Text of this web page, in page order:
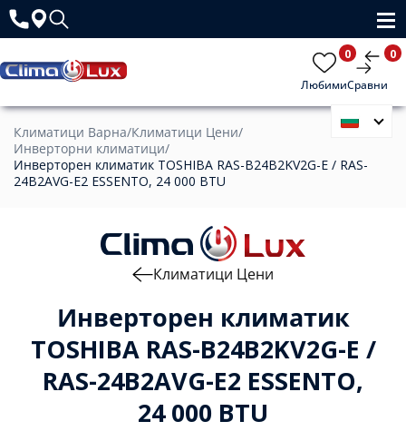
Любими
0
Сравни
0
Климатици Варна/Климатици Цени/
Инверторни климатици/
Инверторен климатик TOSHIBA RAS-B24B2KV2G-E / RAS-
24B2AVG-E2 ESSENTO, 24 000 BTU
Инверторен климатик
TOSHIBA RAS-B24B2KV2G-E /
RAS-24B2AVG-E2 ESSENTO,
24 000 BTU
Климатици Цени